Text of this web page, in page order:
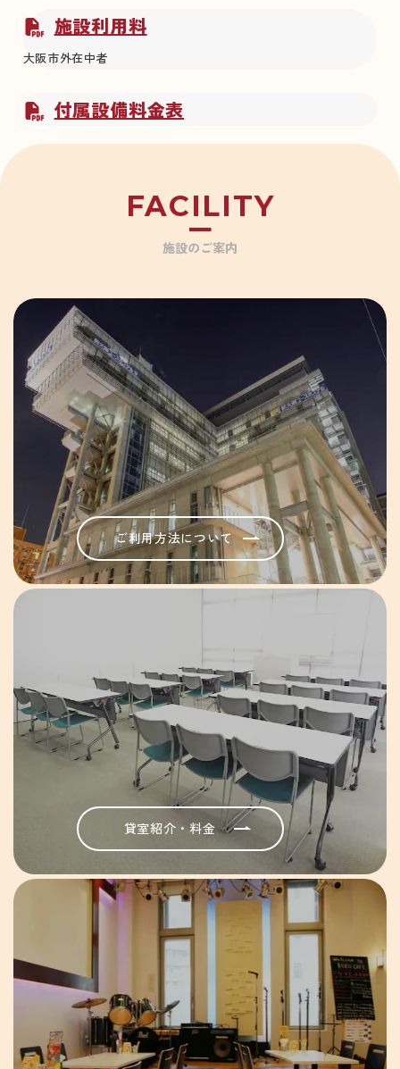
施設利用料
大阪市外在中者
付属設備料金表
FACILITY
施設のご案内
ご利用方法について
貸室紹介・料金